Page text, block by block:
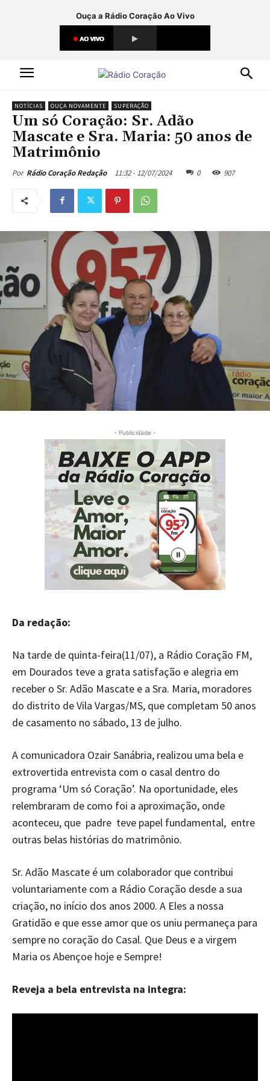
Ouça a Rádio Coração Ao Vivo
NOTÍCIAS OUÇA NOVAMENTE SUPERAÇÃO
Um só Coração: Sr. Adão
Mascate e Sra. Maria: 50 anos de
Matrimônio
Por Rádio Coração Redação 11:32 - 12/07/2024 0 907
- Publicidade -
Da redação:
Na tarde de quinta-feira(11/07), a Rádio Coração FM,
em Dourados teve a grata satisfação e alegria em
receber o Sr. Adão Mascate e a Sra. Maria, moradores
do distrito de Vila Vargas/MS, que completam 50 anos
de casamento no sábado, 13 de julho.
A comunicadora Ozair Sanábria, realizou uma bela e
extrovertida entrevista com o casal dentro do
programa ‘Um só Coração’. Na oportunidade, eles
relembraram de como foi a aproximação, onde
aconteceu, que padre teve papel fundamental, entre
outras belas histórias do matrimônio.
Sr. Adão Mascate é um colaborador que contribui
voluntariamente com a Rádio Coração desde a sua
criação, no início dos anos 2000. A Eles a nossa
Gratidão e que esse amor que os uniu permaneça para
sempre no coração do Casal. Que Deus e a virgem
Maria os Abençoe hoje e Sempre!
Reveja a bela entrevista na integra: